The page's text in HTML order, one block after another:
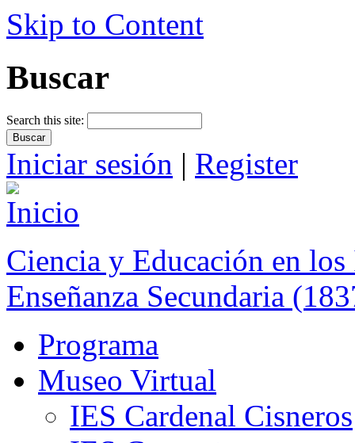
Skip to Content
Buscar
Search this site:
Iniciar sesión | Register
Ciencia y Educación en
Enseñanza Secundaria
Programa
Museo Virtual
IES Cardenal Cisneros